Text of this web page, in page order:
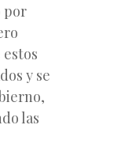
por
y se
las